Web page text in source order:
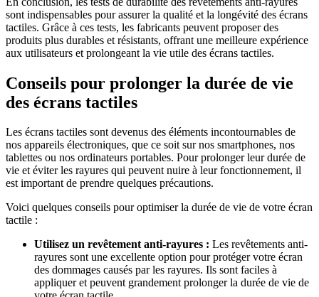
sont indispensables pour assurer la qualité et la longévité des écrans
tactiles. Grâce à ces tests, les fabricants peuvent proposer des
produits plus durables et résistants, offrant une meilleure expérience
aux utilisateurs et prolongeant la vie utile des écrans tactiles.
Conseils pour prolonger la durée de vie
des écrans tactiles
Les écrans tactiles sont devenus des éléments incontournables de
nos appareils électroniques, que ce soit sur nos smartphones, nos
tablettes ou nos ordinateurs portables. Pour prolonger leur durée de
vie et éviter les rayures qui peuvent nuire à leur fonctionnement, il
est important de prendre quelques précautions.
Voici quelques conseils pour optimiser la durée de vie de votre écran
tactile :
Utilisez un revêtement anti-rayures : Les revêtements anti-
rayures sont une excellente option pour protéger votre écran
des dommages causés par les rayures. Ils sont faciles à
appliquer et peuvent grandement prolonger la durée de vie de